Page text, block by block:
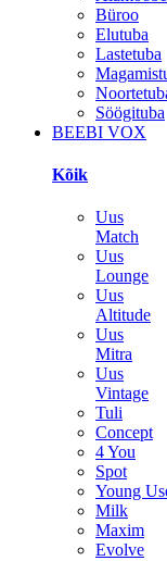
Büroo
Elutuba
Lastetuba
Söögituba
BEEBI VOX
Kõik
Uus
Match
Uus
Lounge
Uus
Altitude
Uus
Mitra
Uus
Vintage
Tuli
Concept
4 You
Spot
Young
Milk
Maxim
Evolve